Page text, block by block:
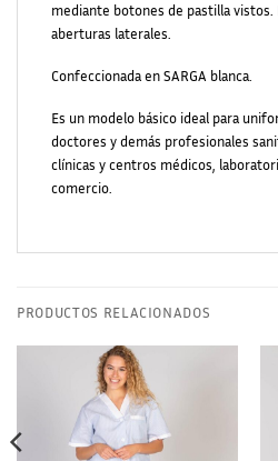
mediante botones de pastilla vistos.
aberturas laterales.
Confeccionada en SARGA blanca.
Es un modelo básico ideal para
doctores y demás profesionales
clínicas y centros médicos,
comercio.
PRODUCTOS RELACIONADOS